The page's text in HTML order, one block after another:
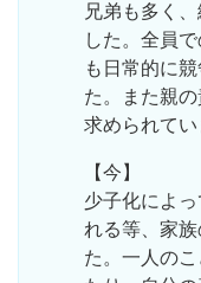
兄弟も多く
した。全員
も日常的に
た。また親
求められてい
【今】
少子化によ
れる等、家
た。一人の